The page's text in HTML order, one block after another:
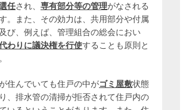
任され、 専有部分等の管理がなされる
。また、その効力は、共用部分や付属
び、例えば、管理組合の総会におい
わりに議決権を行使することも原則と
住んでいても住戸の中がゴミ屋敷状態
、排水管の清掃が拒否されて住戸内の